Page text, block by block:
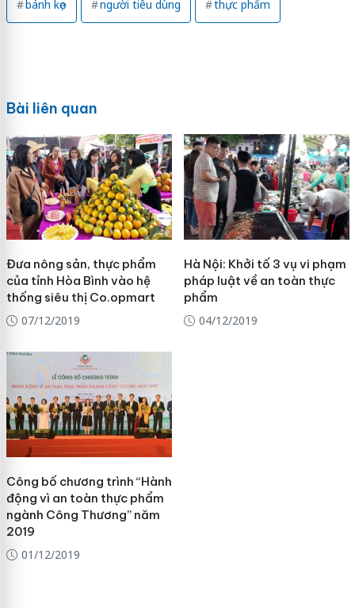
bánh kẹo người tiêu dùng thực phẩm
Bài liên quan
Đưa nông sản, thực phẩm
của tỉnh Hòa Bình vào hệ
thống siêu thị Co.opmart
07/12/2019
Hà Nội: Khởi tố 3 vụ vi phạm
pháp luật về an toàn thực
phẩm
04/12/2019
Công bố chương trình “Hành
động vì an toàn thực phẩm
ngành Công Thương” năm
2019
01/12/2019